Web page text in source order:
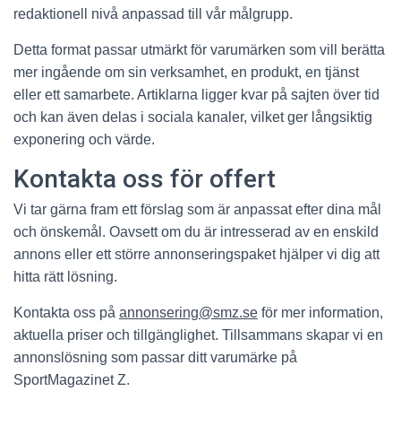
redaktionell nivå anpassad till vår målgrupp.
Detta format passar utmärkt för varumärken som vill berätta
mer ingående om sin verksamhet, en produkt, en tjänst
eller ett samarbete. Artiklarna ligger kvar på sajten över tid
och kan även delas i sociala kanaler, vilket ger långsiktig
exponering och värde.
Kontakta oss för offert
Vi tar gärna fram ett förslag som är anpassat efter dina mål
och önskemål. Oavsett om du är intresserad av en enskild
annons eller ett större annonseringspaket hjälper vi dig att
hitta rätt lösning.
Kontakta oss på annonsering@smz.se för mer information,
aktuella priser och tillgänglighet. Tillsammans skapar vi en
annonslösning som passar ditt varumärke på
SportMagazinet Z.